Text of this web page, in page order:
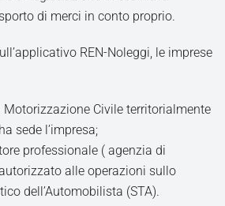
di merci in conto proprio.
REN-Noleggi, le imprese
Civile territorialmente
sede l’impresa;
professionale ( agenzia di
alle operazioni sullo
dell’Automobilista (STA).